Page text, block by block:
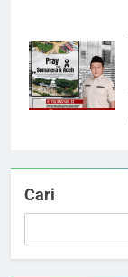
Cari